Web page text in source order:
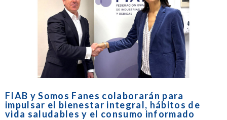
FIAB y Somos Fanes colaborarán para
impulsar el bienestar integral, hábitos de
vida saludables y el consumo informado